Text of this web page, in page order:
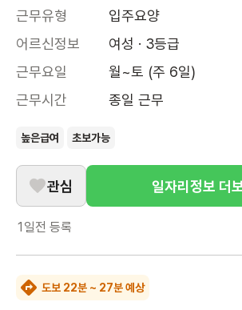
근무유형
입주요양
어르신정보
여성 · 3등급
근무요일
월~토 (주 6일)
근무시간
종일 근무
높은급여 초보가능
관심 일자리정보 더
1일전 등록
도보 22분 ~ 27분 예상